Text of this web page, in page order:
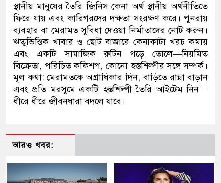
স্থানীয় মানুষের তৈরি জিনিস কেনা অর্থ স্থানীয় অর্থনীতিতে
ফিরে যায় এবং কারিগরদের দক্ষতা সংরক্ষণ করে। পুনরায়
ব্যবহার বা মেরামত সুবিধা দেওয়া নির্মাতাদের নোট করুন।
ঋতুভিত্তিক খাবার ও ছোট বাজারে কেনাকাটা খরচ কমায়
এবং একটি সামাজিক রুটিন গড়ে তোলে—নিয়মিত
বিক্রেতা, পরিচিত কফিশপ, কোনো হস্তশিল্পীর সঙ্গে সম্পর্ক।
মূল কথা: মেরামতকে অগ্রাধিকার দিন, বাড়িতে রান্না বাড়ান
এবং প্রতি মরসুমে একটি হস্তশিল্পী তৈরি আইটেম নিন—
ধীরে ধীরে জীবনধারা বদলে যাবে।
আরও খবর: